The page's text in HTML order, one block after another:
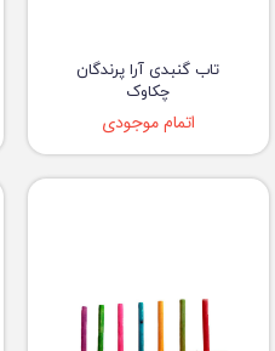
تاب گنبدی آرا پرندگان
چکاوک
اتمام موجودی